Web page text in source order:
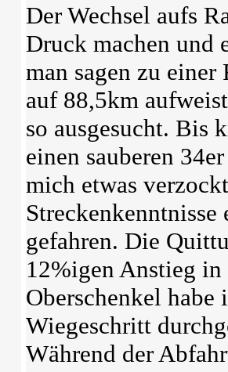
Der Wechsel aufs
Druck machen und
man sagen zu
auf 88,5km
so ausgesucht. Bis
einen sauberen
mich etwas
gefahren. Die
12%igen Anstieg
Oberschenkel
Wiegeschritt
Während der